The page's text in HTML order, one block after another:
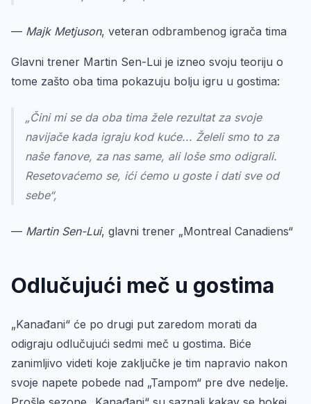
— Majk Metjuson, veteran odbrambenog igrača tima
Glavni trener Martin Sen-Lui je izneo svoju teoriju o
tome zašto oba tima pokazuju bolju igru u gostima:
„Čini mi se da oba tima žele rezultat za svoje
navijače kada igraju kod kuće... Želeli smo to za
naše fanove, za nas same, ali loše smo odigrali.
Resetovaćemo se, ići ćemo u goste i dati sve od
sebe“,
— Martin Sen-Lui, glavni trener „Montreal Canadiens“
Odlučujući meč u gostima
„Kanađani“ će po drugi put zaredom morati da
odigraju odlučujući sedmi meč u gostima. Biće
zanimljivo videti koje zaključke je tim napravio nakon
svoje napete pobede nad „Tampom“ pre dve nedelje.